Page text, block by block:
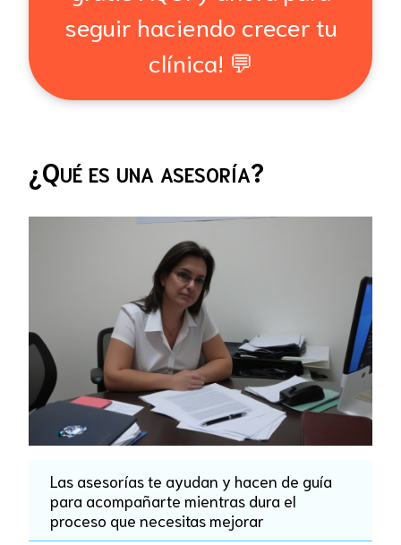
seguir haciendo crecer tu
clínica! 💬
¿Qué es una asesoría?
Las asesorías te ayudan y hacen de guía
para acompañarte mientras dura el
proceso que necesitas mejorar